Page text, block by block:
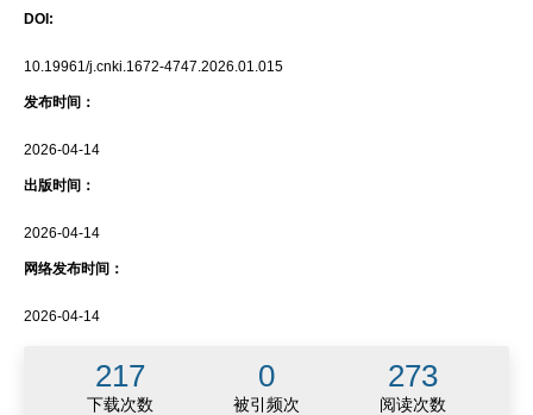
DOI:
10.19961/j.cnki.1672-4747.2026.01.015
发布时间：
2026-04-14
出版时间：
2026-04-14
网络发布时间：
2026-04-14
217 0 273
下载次数 被引频次 阅读次数